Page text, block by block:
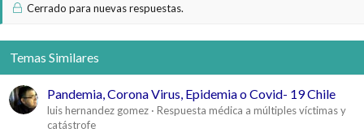
Cerrado para nuevas respuestas.
Temas Similares
Pandemia, Corona Virus, Epidemia o Covid- 19 Chile
luis hernandez gomez
Respuesta médica a múltiples víctimas y
catástrofe